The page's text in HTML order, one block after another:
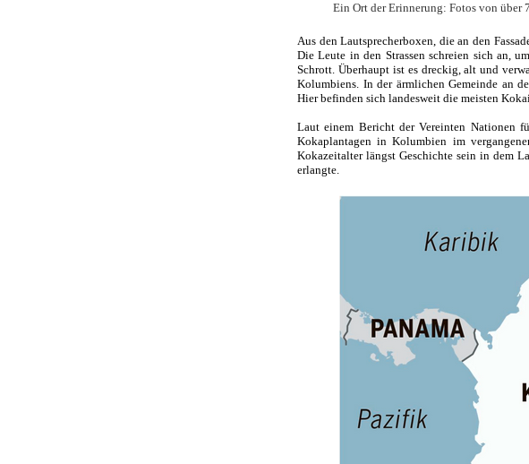
Ein Ort der Erinnerung: Fotos von über
Aus den Lautsprecherboxen, die an den
Die Leute in den Strassen schreien sich an,
Schrott. Überhaupt ist es dreckig, alt und
Kolumbiens. In der ärmlichen Gemeinde an
Hier befinden sich landesweit die meisten
Laut einem Bericht der Vereinten Nationen
Kokaplantagen in Kolumbien im
Kokazeitalter längst Geschichte sein in dem
erlangte.